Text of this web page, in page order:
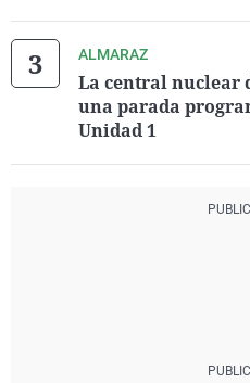
ALMARAZ
La central nuclear
una parada
Unidad 1